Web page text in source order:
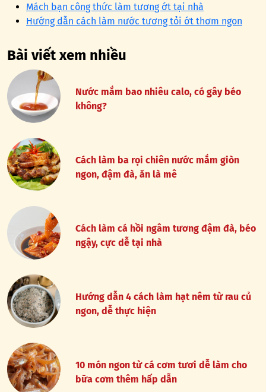
Mách bạn công thức làm tương ớt tại nhà
Hướng dẫn cách làm nước tương tỏi ớt thơm ngon
Bài viết xem nhiều
Nước mắm bao nhiêu calo, có gây béo
không?
Cách làm ba rọi chiên nước mắm giòn
ngon, đậm đà, ăn là mê
Cách làm cá hồi ngâm tương đậm đà, béo
ngậy, cực dễ tại nhà
Hướng dẫn 4 cách làm hạt nêm từ rau củ
ngon, dễ thực hiện
10 món ngon từ cá cơm tươi dễ làm cho
bữa cơm thêm hấp dẫn